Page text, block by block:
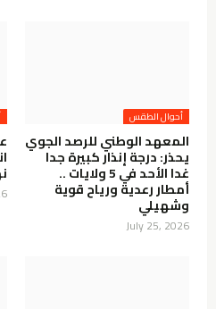
أحوال الطقس
المعهد الوطني للرصد الجوي
يحذر: درجة إنذار كبيرة جدا
غدا الأحد في 5 ولايات ..
أمطار رعدية ورياح قوية
وشهيلي
July 25, 2026